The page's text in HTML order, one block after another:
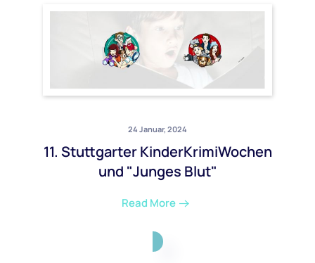
24 Januar, 2024
11. Stuttgarter KinderKrimiWochen
und "Junges Blut"
Read More